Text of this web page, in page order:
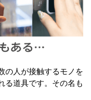
の人が接触するモノを
る道具です。その名も